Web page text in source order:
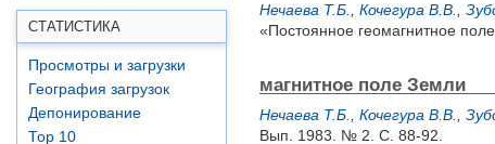
СТАТИСТИКА
Просмотры и загрузки
География загрузок
Депонирование
Top 10
Нечаева Т.Б.
Кочегура В.В.
«Постоянное геомагнитное
магнитное поле Земли
Нечаева Т.Б. Кочегура В.В.
Вып. 1983. № 2. С. 88-92.